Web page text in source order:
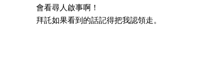
會看尋人啟事啊！
拜託如果看到的話記得把我認領走。